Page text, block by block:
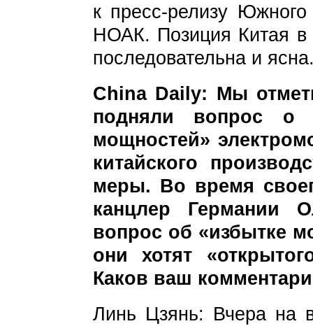
к пресс-релизу Южного
НОАК. Позиция Китая
последовательна и
China Daily: Мы
подняли вопрос о
мощностей»
китайского
меры. Во время
канцлер Германии
вопрос об «избытке
они хотят
Каков ваш
Линь Цзянь: Вчера на